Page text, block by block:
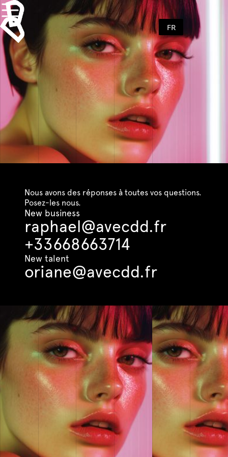
FR
Nous avons des réponses à toutes vos questions.
Posez-les nous.
New business
raphael@avecdd.fr
+33668663714
New talent
oriane@avecdd.fr